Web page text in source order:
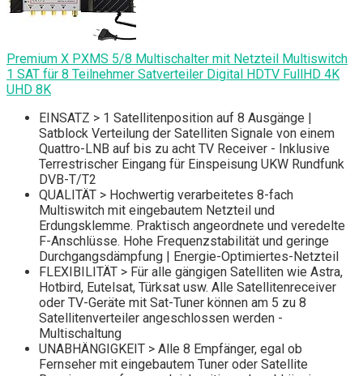
Premium X PXMS 5/8 Multischalter mit Netzteil Multiswitch
1 SAT für 8 Teilnehmer Satverteiler Digital HDTV FullHD 4K
UHD 8K
EINSATZ > 1 Satellitenposition auf 8 Ausgänge |
Satblock Verteilung der Satelliten Signale von einem
Quattro-LNB auf bis zu acht TV Receiver - Inklusive
Terrestrischer Eingang für Einspeisung UKW Rundfunk
DVB-T/T2
QUALITÄT > Hochwertig verarbeitetes 8-fach
Multiswitch mit eingebautem Netzteil und
Erdungsklemme. Praktisch angeordnete und veredelte
F-Anschlüsse. Hohe Frequenzstabilität und geringe
Durchgangsdämpfung | Energie-Optimiertes-Netzteil
FLEXIBILITÄT > Für alle gängigen Satelliten wie Astra,
Hotbird, Eutelsat, Türksat usw. Alle Satellitenreceiver
oder TV-Geräte mit Sat-Tuner können am 5 zu 8
Satellitenverteiler angeschlossen werden -
Multischaltung
UNABHÄNGIGKEIT > Alle 8 Empfänger, egal ob
Fernseher mit eingebautem Tuner oder Satellite